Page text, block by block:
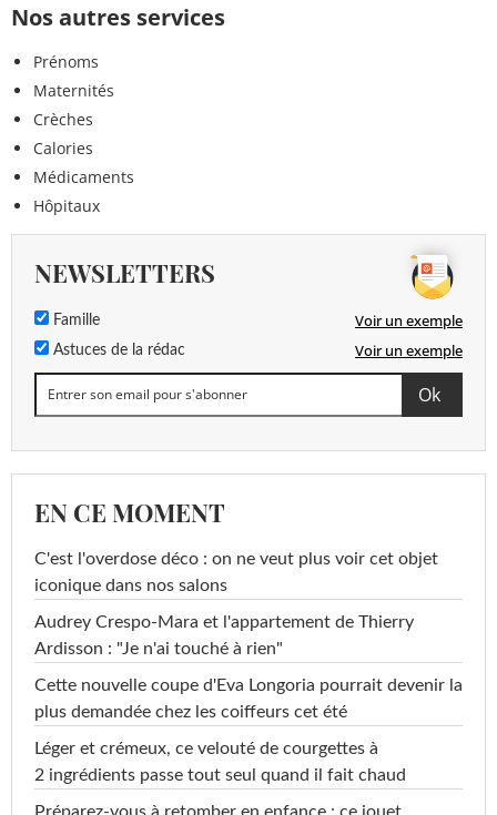
Nos autres services
Prénoms
Maternités
Crèches
Calories
Médicaments
Hôpitaux
NEWSLETTERS
Famille Voir un exemple
Astuces de la rédac Voir un exemple
EN CE MOMENT
C'est l'overdose déco : on ne veut plus voir cet objet
iconique dans nos salons
Audrey Crespo-Mara et l'appartement de Thierry
Ardisson : "Je n'ai touché à rien"
Cette nouvelle coupe d'Eva Longoria pourrait devenir la
plus demandée chez les coiffeurs cet été
Léger et crémeux, ce velouté de courgettes à
2 ingrédients passe tout seul quand il fait chaud